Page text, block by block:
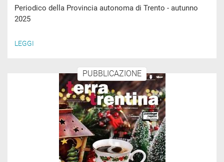
Periodico della Provincia autonoma di Trento - autunno
2025
LEGGI
PUBBLICAZIONE